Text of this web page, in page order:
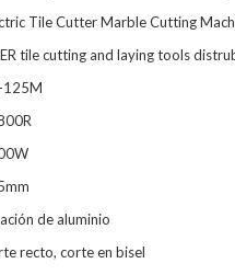
Tile Cutter Marble Cutting
tile cutting and laying tools
125M
de aluminio
recto, corte en bisel